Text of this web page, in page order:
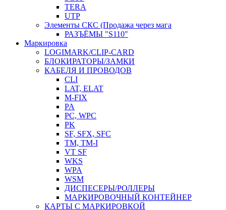
TERA
UTP
Элементы СКС (Продажа через мага
РАЗЪЁМЫ "S110"
Маркировка
LOGIMARK/CLIP-CARD
БЛОКИРАТОРЫ/ЗАМКИ
КАБЕЛЯ И ПРОВОДОВ
CLI
LAT, ELAT
M-FIX
PA
PC, WРС
PK
SF, SFX, SFC
TM, TM-I
VT SF
WKS
WPA
WSM
ДИСПЕСЕРЫ/РОЛЛЕРЫ
МАРКИРОВОЧНЫЙ КОНТЕЙНЕР
КАРТЫ С МАРКИРОВКОЙ